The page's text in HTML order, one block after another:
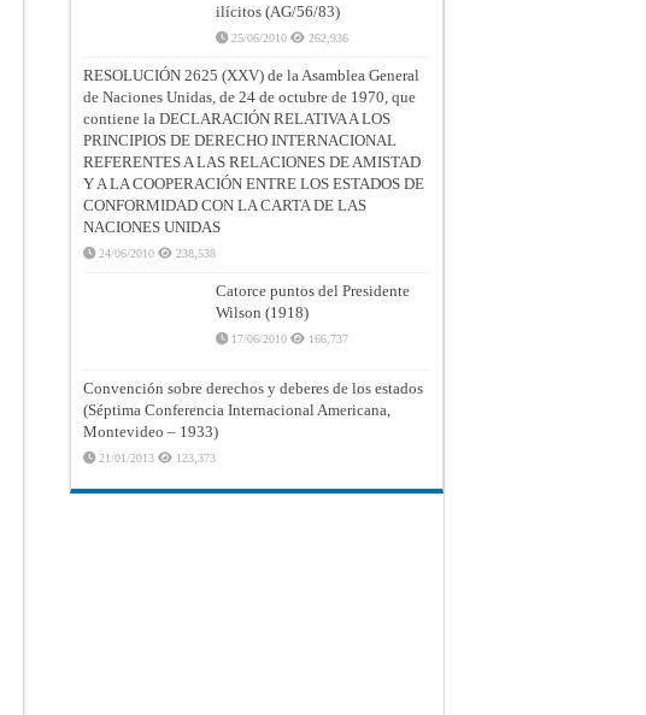
ilícitos (AG/56/83)
25/06/2010 262,936
RESOLUCIÓN 2625 (XXV) de la Asamblea General
de Naciones Unidas, de 24 de octubre de 1970, que
contiene la DECLARACIÓN RELATIVA A LOS
PRINCIPIOS DE DERECHO INTERNACIONAL
REFERENTES A LAS RELACIONES DE AMISTAD
Y A LA COOPERACIÓN ENTRE LOS ESTADOS DE
CONFORMIDAD CON LA CARTA DE LAS
NACIONES UNIDAS
24/06/2010 238,538
Catorce puntos del Presidente
Wilson (1918)
17/06/2010 166,737
Convención sobre derechos y deberes de los estados
(Séptima Conferencia Internacional Americana,
Montevideo – 1933)
21/01/2013 123,373